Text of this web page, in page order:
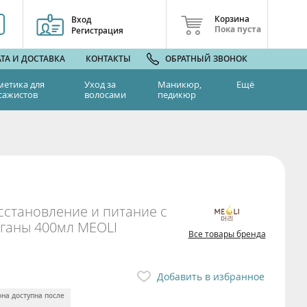
Вход
Регистрация
Корзина
Пока пуста
И ДОСТАВКА КОНТАКТЫ ОБРАТНЫЙ ЗВОНОК
для
Уход за
волосами
Маникюр,
педикюр
Ещё
и питание с
400мл MEOLI
Все товары бренда
Добавить в избранное
доступна после